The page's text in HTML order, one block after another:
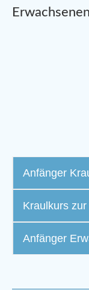
Anfänger
Kraulkurs
Anfänger